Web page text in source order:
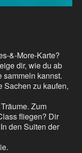
&-More-Karte?
dir, wie du ab
sammeln kannst.
Sachen zu kaufen,
Zum
fliegen? Dir
den Suiten der